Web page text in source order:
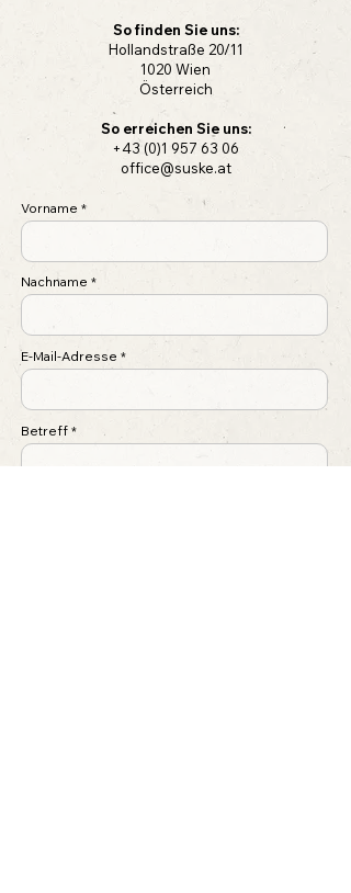
So finden Sie uns:
Hollandstraße 20/11
1020 Wien
Österreich
So erreichen Sie uns:
+43 (0)1 957 63 06
office@suske.at
Vorname
Nachname
E-Mail-Adresse
Betreff